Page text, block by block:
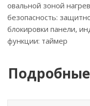
овальной зоной
безопасность:
блокировки панели,
функции: таймер